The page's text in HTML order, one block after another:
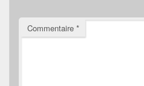
Commentaire *